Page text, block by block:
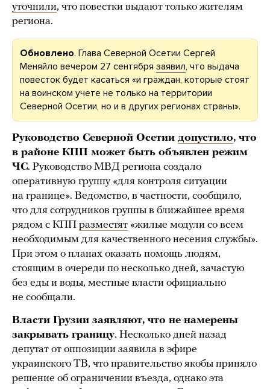
уточнили, что повестки выдают только жителям
региона.
Обновлено. Глава Северной Осетии Сергей
Меняйло вечером 27 сентября заявил, что выдача
повесток будет касаться «и граждан, которые стоят
на воинском учете не только на территории
Северной Осетии, но и в других регионах страны».
Руководство Северной Осетии допустило, что
в районе КПП может быть объявлен режим
ЧС. Руководство МВД региона создало
оперативную группу «для контроля ситуации
на границе». Ведомство, в частности, сообщило,
что для сотрудников группы в ближайшее время
рядом с КПП разместят «жилые модули со всем
необходимым для качественного несения службы».
При этом о планах оказать помощь людям,
стоящим в очереди по несколько дней, зачастую
без еды и воды, местные власти официально
не сообщали.
Власти Грузии заявляют, что не намерены
закрывать границу. Несколько дней назад
депутат от оппозиции заявила в эфире
украинского ТВ, что правительство якобы приняло
решение об ограничении въезда, однако эта